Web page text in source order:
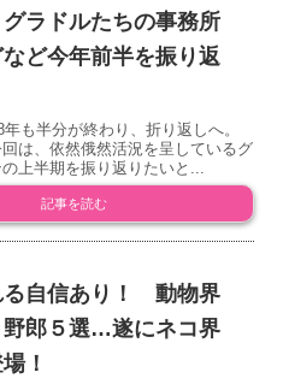
ラドルたちの事務所
ど今年前半を振り返
も半分が終わり、折り返しへ。
は、依然俄然活況を呈しているグ
上半期を振り返りたいと...
記事を読む
る自信あり！ 動物界
野郎５選…遂にネコ界
！